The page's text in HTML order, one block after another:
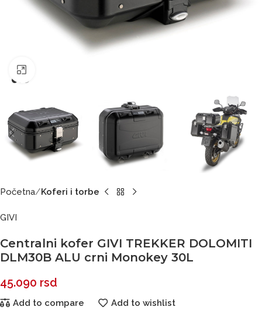
Početna Koferi i torbe
GIVI
Centralni kofer GIVI TREKKER DOLOMITI
DLM30B ALU crni Monokey 30L
45.090 rsd
Add to compare Add to wishlist